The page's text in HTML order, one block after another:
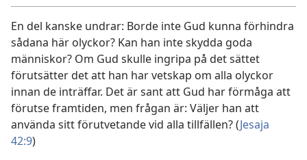
En del kanske undrar: Borde inte Gud kunna förhindra
sådana här olyckor? Kan han inte skydda goda
människor? Om Gud skulle ingripa på det sättet
förutsätter det att han har vetskap om alla olyckor
innan de inträffar. Det är sant att Gud har förmåga att
förutse framtiden, men frågan är: Väljer han att
använda sitt förutvetande vid alla tillfällen? (Jesaja
42:9)